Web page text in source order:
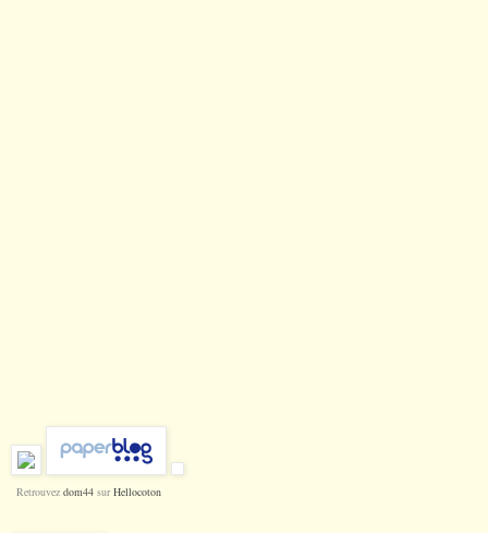
Retrouvez dom44 sur Hellocoton